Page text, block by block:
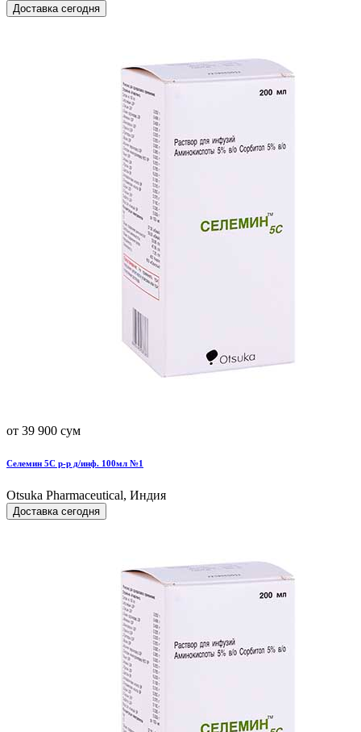
Доставка сегодня
от 39 900 сум
Селемин 5С р-р д/инф. 100мл №1
Otsuka Pharmaceutical, Индия
Доставка сегодня